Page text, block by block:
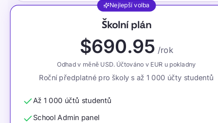
Nejlepší volba
Školní plán
$690.95 /rok
Odhad v měně USD. Účtováno v EUR u pokladny
Roční předplatné pro školy s až 1 000 účty studentů
Až 1 000 účtů studentů
School Admin panel